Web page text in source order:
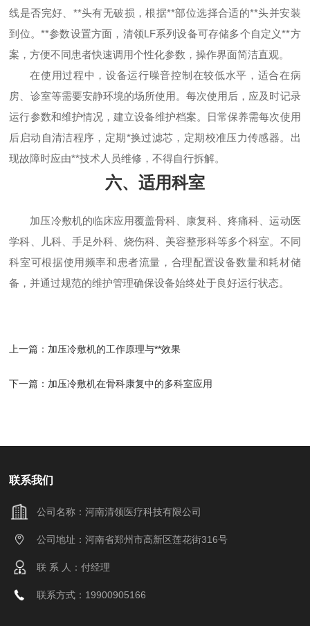
线是否完好、**头有无破损，根据**部位选择合适的**头并安装
到位。**参数设置方面，清领LF系列设备可存储多个自定义**方
案，方便不同患者快速调用个性化参数，操作界面简洁直观。
在使用过程中，设备运行噪音控制在较低水平，适合在病
房、诊室等需要安静环境的场所使用。每次使用后，应及时记录
运行参数和维护情况，建立设备维护档案。日常保养需每次使用
后启动自清洁程序，定期*换过滤芯，定期校准压力传感器。出
现故障时应由**技术人员维修，不得自行拆解。
六、适用科室
加压冷敷机的临床应用覆盖骨科、康复科、疼痛科、运动医
学科、儿科、手足外科、烧伤科、美容整形科等多个科室。不同
科室可根据使用频率和患者流量，合理配置设备数量和耗材储
备，并通过规范的维护管理确保设备始终处于良好运行状态。
上一篇： 加压冷敷机的工作原理与**效果
下一篇： 加压冷敷机在骨科康复中的多科室应用
联系我们
公司名称：河南清领医疗科技有限公司
公司地址：河南省郑州市高新区莲花街316号
联 系 人：付经理
联系方式：19900905166